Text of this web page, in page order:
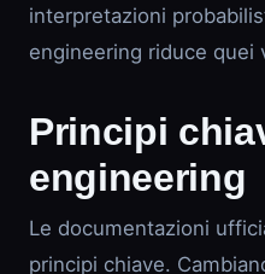
interpretazioni
engineering riduce quei
Principi
engineering
Le documentazioni
principi chiave.